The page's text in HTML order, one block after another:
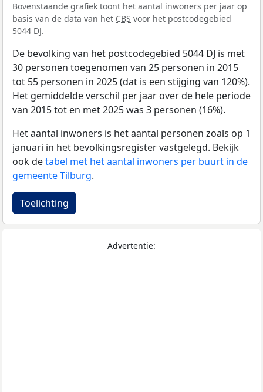
Bovenstaande grafiek toont het aantal inwoners per jaar op
basis van de data van het CBS voor het postcodegebied
5044 DJ.
De bevolking van het postcodegebied 5044 DJ is met
30 personen toegenomen van 25 personen in 2015
tot 55 personen in 2025 (dat is een stijging van 120%).
Het gemiddelde verschil per jaar over de hele periode
van 2015 tot en met 2025 was 3 personen (16%).
Het aantal inwoners is het aantal personen zoals op 1
januari in het bevolkingsregister vastgelegd. Bekijk
ook detabel met het aantal inwoners per buurt in de
gemeente Tilburg.
Toelichting
Advertentie: